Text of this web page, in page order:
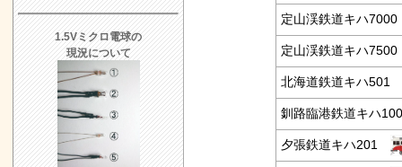
定山渓鉄道キハ
定山渓鉄道キハ
北海道鉄道キハ501
釧路臨港鉄道キハ
夕張鉄道キハ201
1.5Vミクロ電球の
現況について